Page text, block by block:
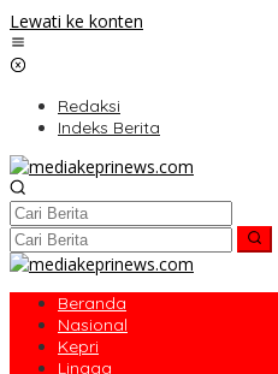
Lewati ke konten
Redaksi
Indeks Berita
Beranda
Nasional
Kepri
Lingga